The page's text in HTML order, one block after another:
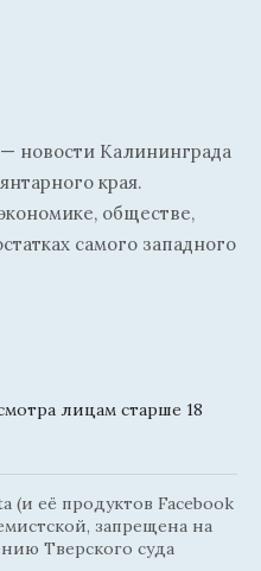
новости Калининграда
края.
обществе,
самого западного
лицам старше 18
(и её продуктов Facebook
запрещена на
Тверского суда